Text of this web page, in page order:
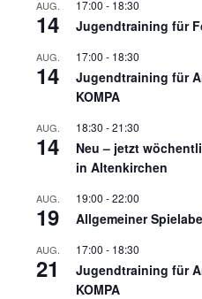
AUG.
14
17:00 - 18:30
Jugendtraining für
AUG.
14
17:00 - 18:30
Jugendtraining für
KOMPA
AUG.
14
18:30 -21:30
Neu – jetzt
in Altenkirchen
AUG.
19
19:00 -22:00
Allgemeiner
AUG.
21
17:00 - 18:30
Jugendtraining für
KOMPA